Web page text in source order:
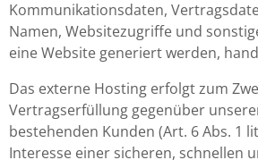
Kommunikationsdaten,
Namen, Websitezugriffe und
eine Website generiert werden,
Das externe Hosting erfolgt zum
Vertragserfüllung gegenüber
bestehenden Kunden (Art. 6 Abs. 1
Interesse einer sicheren, schnellen